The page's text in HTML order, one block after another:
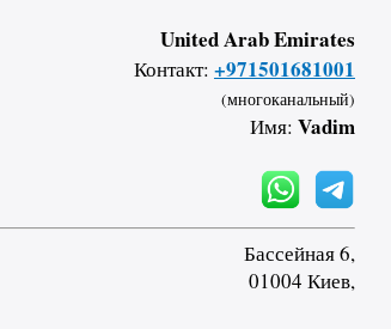
United Arab Emirates
Контакт: +971501681001
(многоканальный)
Имя: Vadim
Бассейная 6,
01004 Киев,